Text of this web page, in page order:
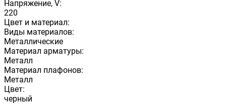
Напряжение, V:
220
Цвет и материал:
Виды материалов:
Металлические
Материал арматуры:
Металл
Материал плафонов:
Металл
Цвет:
черный